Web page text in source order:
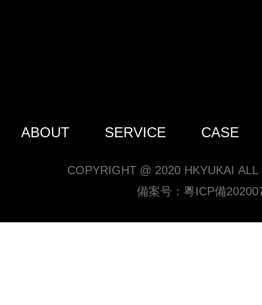
ABOUT SERVICE CASE
COPYRIGHT @ 2020 HKYUKAI
備案号： 粵ICP備